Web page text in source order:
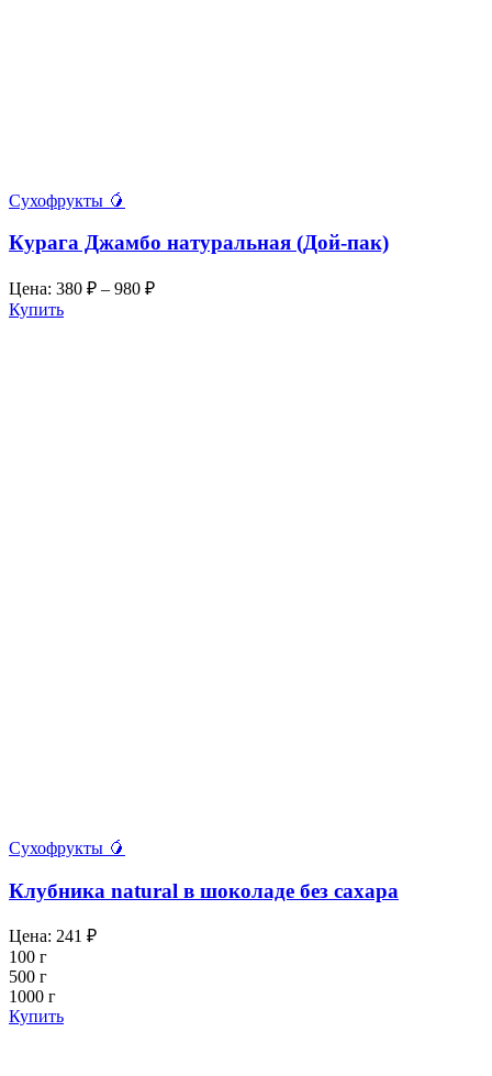
Сухофрукты 🥭
Курага Джамбо натуральная (Дой-пак)
Цена: 380 ₽ – 980 ₽
Купить
Сухофрукты 🥭
Клубника natural в шоколаде без сахара
Цена: 241 ₽
100 г
500 г
1000 г
Купить